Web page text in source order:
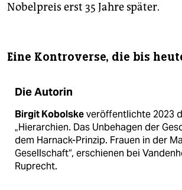
Nobelpreis erst 35 Jahre später.
Eine Kontroverse, die bis
Die Autorin
Birgit Kobolskeveröffentlichte 2023
„Hierarchien. Das Unbehagen der
dem Harnack-Prinzip. Frauen in der
Gesellschaft“, erschienen bei
Ruprecht.